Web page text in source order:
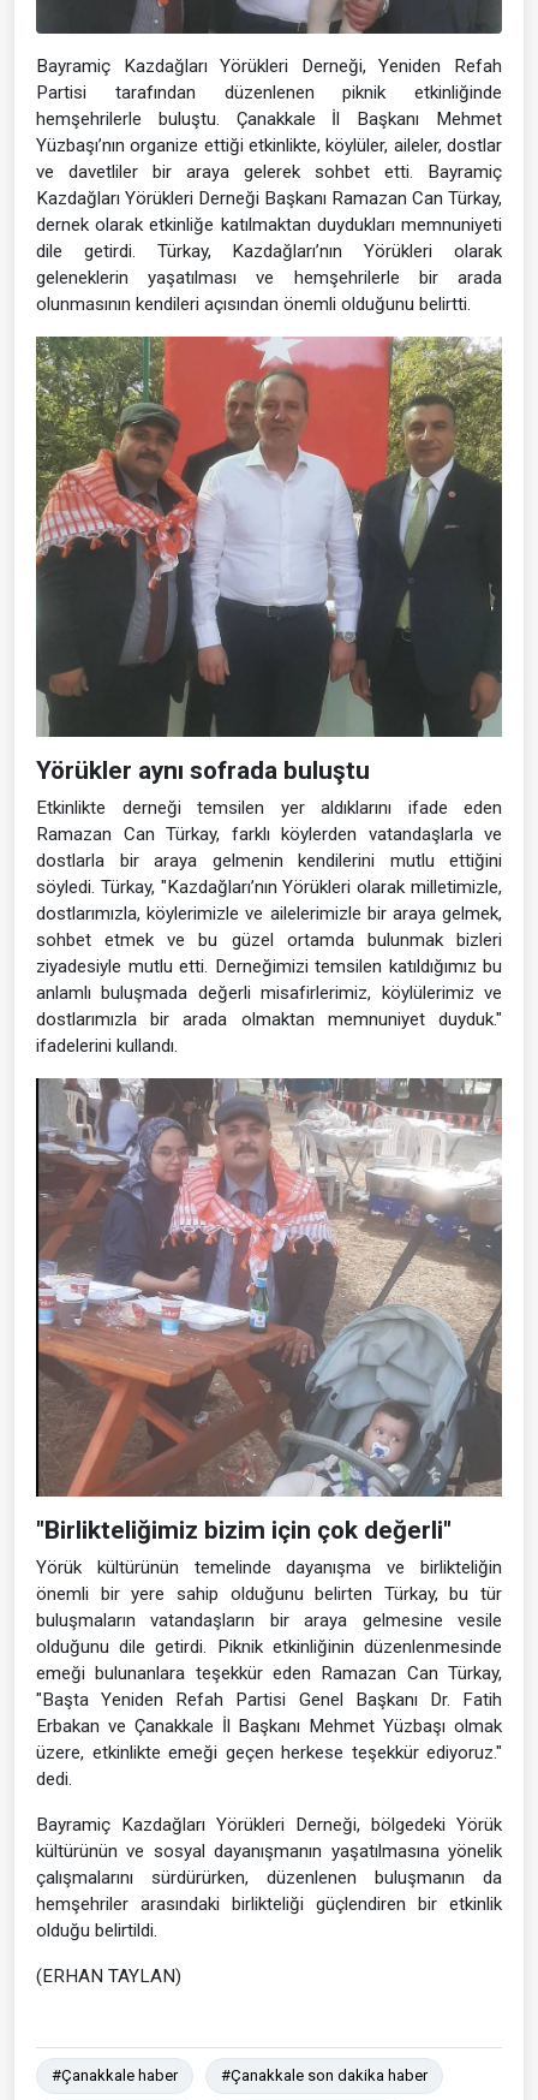
Bayramiç Kazdağları Yörükleri Derneği, Yeniden Refah
Partisi tarafından düzenlenen piknik etkinliğinde
hemşehrilerle buluştu. Çanakkale İl Başkanı Mehmet
Yüzbaşı’nın organize ettiği etkinlikte, köylüler, aileler, dostlar
ve davetliler bir araya gelerek sohbet etti. Bayramiç
Kazdağları Yörükleri Derneği Başkanı Ramazan Can Türkay,
dernek olarak etkinliğe katılmaktan duydukları memnuniyeti
dile getirdi. Türkay, Kazdağları’nın Yörükleri olarak
geleneklerin yaşatılması ve hemşehrilerle bir arada
olunmasının kendileri açısından önemli olduğunu belirtti.
Yörükler aynı sofrada buluştu
Etkinlikte derneği temsilen yer aldıklarını ifade eden
Ramazan Can Türkay, farklı köylerden vatandaşlarla ve
dostlarla bir araya gelmenin kendilerini mutlu ettiğini
söyledi. Türkay, "Kazdağları’nın Yörükleri olarak milletimizle,
dostlarımızla, köylerimizle ve ailelerimizle bir araya gelmek,
sohbet etmek ve bu güzel ortamda bulunmak bizleri
ziyadesiyle mutlu etti. Derneğimizi temsilen katıldığımız bu
anlamlı buluşmada değerli misafirlerimiz, köylülerimiz ve
dostlarımızla bir arada olmaktan memnuniyet duyduk."
ifadelerini kullandı.
"Birlikteliğimiz bizim için çok değerli"
Yörük kültürünün temelinde dayanışma ve birlikteliğin
önemli bir yere sahip olduğunu belirten Türkay, bu tür
buluşmaların vatandaşların bir araya gelmesine vesile
olduğunu dile getirdi. Piknik etkinliğinin düzenlenmesinde
emeği bulunanlara teşekkür eden Ramazan Can Türkay,
"Başta Yeniden Refah Partisi Genel Başkanı Dr. Fatih
Erbakan ve Çanakkale İl Başkanı Mehmet Yüzbaşı olmak
üzere, etkinlikte emeği geçen herkese teşekkür ediyoruz."
dedi.
Bayramiç Kazdağları Yörükleri Derneği, bölgedeki Yörük
kültürünün ve sosyal dayanışmanın yaşatılmasına yönelik
çalışmalarını sürdürürken, düzenlenen buluşmanın da
hemşehriler arasındaki birlikteliği güçlendiren bir etkinlik
olduğu belirtildi.
(ERHAN TAYLAN)
#Çanakkale haber #Çanakkale son dakika haber